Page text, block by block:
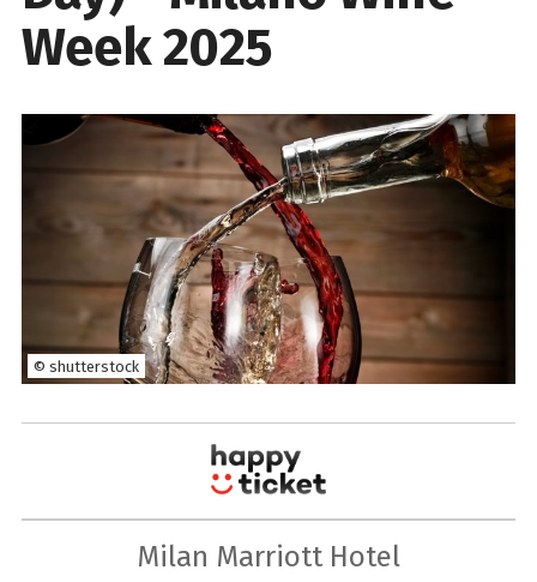
Week 2025
© shutterstock
Milan Marriott Hotel